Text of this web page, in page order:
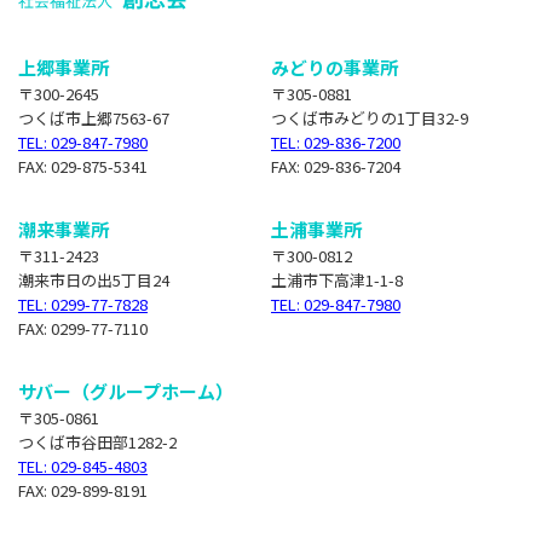
上郷事業所
〒300-2645
つくば市上郷7563-67
TEL: 029-847-7980
FAX: 029-875-5341
みどりの事業所
〒305-0881
つくば市みどりの1丁目32-9
TEL: 029-836-7200
FAX: 029-836-7204
潮来事業所
〒311-2423
潮来市日の出5丁目24
TEL: 0299-77-7828
FAX: 0299-77-7110
土浦事業所
〒300-0812
土浦市下高津1-1-8
TEL: 029-847-7980
サバー（グループホーム）
〒305-0861
つくば市谷田部1282-2
TEL: 029-845-4803
FAX: 029-899-8191